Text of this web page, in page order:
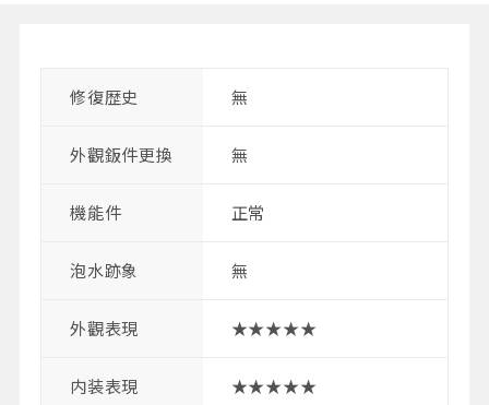
修復歴史 無
外觀鈑件更換 無
機能件 正常
泡水跡象 無
外觀表現 ★★★★★
内装表現 ★★★★★